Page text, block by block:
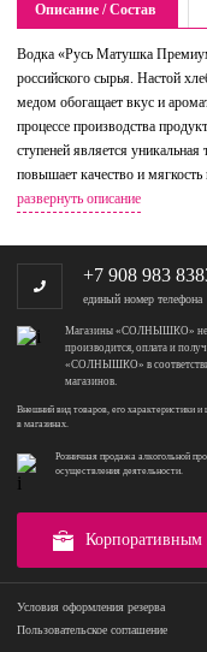
Описание / Состав
Водка «Русь Матушка
российского сырья. Настой
медом обогащает вкус и
процессе производства
ступеней является
повышает качество и
развернуть описание
+7 908 983
единый номер телефона
Магазины «СОЛНЫШКО» не
производится, оплата и
«СОЛНЫШКО» в
магазинов.
Внешний вид товаров, его характеристики
в магазинах.
Розничная продажа алкогольной
осуществления деятельности.
Корпоративным
Условия оформления резерва
Пользовательское соглашение